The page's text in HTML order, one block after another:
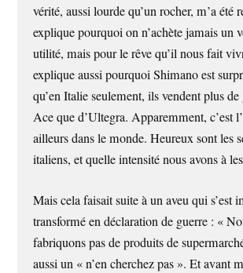
vérité, aussi lourde qu’un rocher, m’a été
explique pourquoi on n’achète jamais un
utilité, mais pour le rêve qu’il nous fait
explique aussi pourquoi Shimano est
qu’en Italie seulement, ils vendent plus
Ace que d’Ultegra. Apparemment, c’est
ailleurs dans le monde. Heureux sont les
italiens, et quelle intensité nous avons à
Mais cela faisait suite à un aveu qui s’est
transformé en déclaration de guerre : «
fabriquons pas de produits de
aussi un « n’en cherchez pas ». Et avant